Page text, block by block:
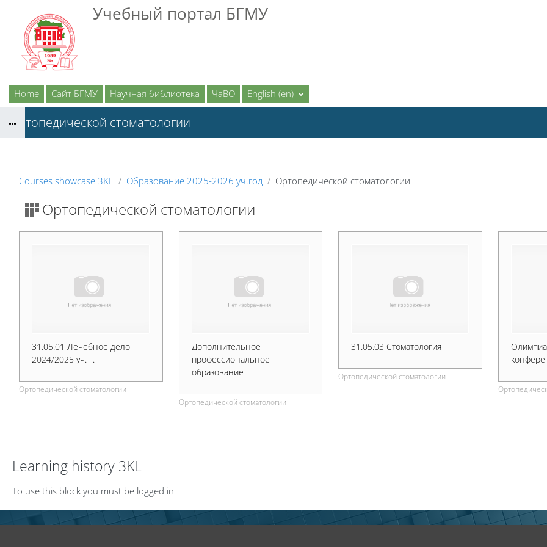
Учебный портал БГМУ
Home Сайт БГМУ Научная библиотека ЧаВО English ‎(en)‎
Ортопедической стоматологии
Courses showcase 3KL Образование 2025-2026 уч.год Ортопедической стоматологии
Ортопедической стоматологии
31.05.01 Лечебное дело
2024/2025 уч. г.
Ортопедической стоматологии
Дополнительное
профессиональное
образование
Ортопедической стоматологии
31.05.03 Стоматология
Ортопедической стоматологии
Learning history 3KL
To use this block you must be logged in